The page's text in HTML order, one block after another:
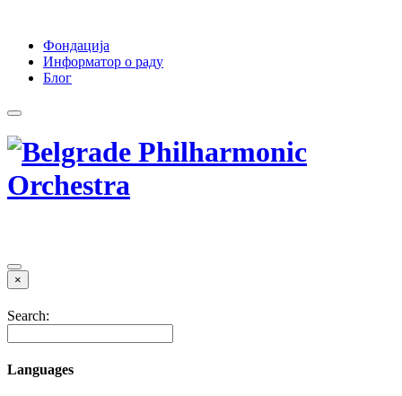
Фондација
Информатор о раду
Блог
×
Search:
Languages